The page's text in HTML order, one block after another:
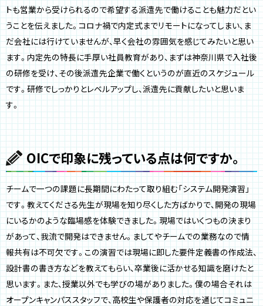
トも営業から受けられるので希望する派遣先で働けることも魅力だとい
うことを伝えました。コロナ禍で内定式までリモートになってしまい、ま
だ会社には行けていませんが、早く会社の雰囲気を感じてみたいと思い
ます。内定先の特長に手厚い社員教育があり、まずは神奈川県で入社後
の研修を受け、その後派遣先企業で働くというのが直近のスケジュール
です。研修でしっかりとレベルアップし、派遣先に貢献したいと思いま
す。
OICで印象に残っている点は何ですか。
チームで一つの課題に長期間にわたって取り組む「システム開発演習」
です。教えてくださる先生が現場を知り尽くした方ばかりで、開発の現場
にいるかのような臨場感を体験できました。現場ではいくつもの決まり
があって、我流で開発はできません。ましてやチームでの業務なので情
報共有は不可欠です。この演習では現場に即した要件定義書の作成法、
設計書の書き方などを教えてもらい、卒業後に活かせる知識を磨けたと
思います。また、授業以外でも学びの場がありました。僕の場合それは
オープンキャンパススタッフで、高校生や保護者の対応を通じてコミュニ